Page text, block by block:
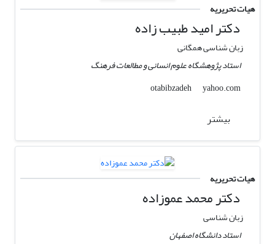
هیات تحریریه
دکتر امید طبیب زاده
زبان شناسی همگانی
استاد پژوهشگاه علوم انسانی و مطالعات فرهنگ
otabibzadeh
yahoo.com
بیشتر
هیات تحریریه
دکتر محمد عموزاده
زبان شناسی
استاد دانشگاه اصفهان